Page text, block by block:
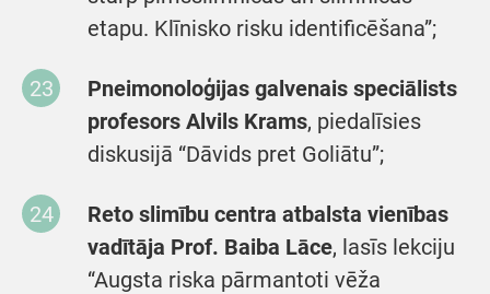
etapu. Klīnisko risku identificēšana”;
Pneimonoloģijas galvenais speciālists
profesors Alvils Krams, piedalīsies
diskusijā “Dāvids pret Goliātu”;
Reto slimību centra atbalsta vienības
vadītāja Prof. Baiba Lāce, lasīs lekciju
“Augsta riska pārmantoti vēža